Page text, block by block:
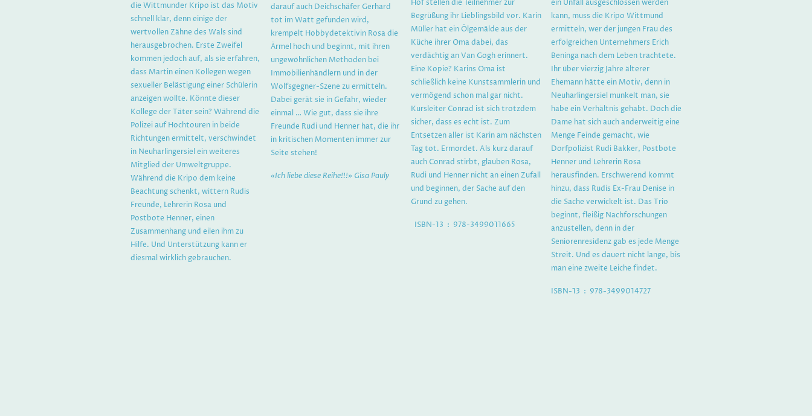
die Wittmunder Kripo ist das Motiv
schnell klar, denn einige der
wertvollen Zähne des Wals sind
herausgebrochen. Erste Zweifel
kommen jedoch auf, als sie erfahren,
dass Martin einen Kollegen wegen
sexueller Belästigung einer Schülerin
anzeigen wollte. Könnte dieser
Kollege der Täter sein? Während die
Polizei auf Hochtouren in beide
Richtungen ermittelt, verschwindet
in Neuharlingersiel ein weiteres
Mitglied der Umweltgruppe.
Während die Kripo dem keine
Beachtung schenkt, wittern Rudis
Freunde, Lehrerin Rosa und
Postbote Henner, einen
Zusammenhang und eilen ihm zu
Hilfe. Und Unterstützung kann er
diesmal wirklich gebrauchen.
darauf auch Deichschäfer Gerhard
tot im Watt gefunden wird,
krempelt Hobbydetektivin Rosa die
Ärmel hoch und beginnt, mit ihren
ungewöhnlichen Methoden bei
Immobilienhändlern und in der
Wolfsgegner-Szene zu ermitteln.
Dabei gerät sie in Gefahr, wieder
einmal … Wie gut, dass sie ihre
Freunde Rudi und Henner hat, die ihr
in kritischen Momenten immer zur
Seite stehen!
«Ich liebe diese Reihe!!!» Gisa Pauly
Hof stellen die Teilnehmer zur
Begrüßung ihr Lieblingsbild vor. Karin
Müller hat ein Ölgemälde aus der
Küche ihrer Oma dabei, das
verdächtig an Van Gogh erinnert.
Eine Kopie? Karins Oma ist
schließlich keine Kunstsammlerin und
vermögend schon mal gar nicht.
Kursleiter Conrad ist sich trotzdem
sicher, dass es echt ist. Zum
Entsetzen aller ist Karin am nächsten
Tag tot. Ermordet. Als kurz darauf
auch Conrad stirbt, glauben Rosa,
Rudi und Henner nicht an einen Zufall
und beginnen, der Sache auf den
Grund zu gehen.
ISBN-13 ‏ : ‎ 978-3499011665
ein Unfall ausgeschlossen werden
kann, muss die Kripo Wittmund
ermitteln, wer der jungen Frau des
erfolgreichen Unternehmers Erich
Beninga nach dem Leben trachtete.
Ihr über vierzig Jahre älterer
Ehemann hätte ein Motiv, denn in
Neuharlingersiel munkelt man, sie
habe ein Verhältnis gehabt. Doch die
Dame hat sich auch anderweitig eine
Menge Feinde gemacht, wie
Dorfpolizist Rudi Bakker, Postbote
Henner und Lehrerin Rosa
herausfinden. Erschwerend kommt
hinzu, dass Rudis Ex-Frau Denise in
die Sache verwickelt ist. Das Trio
beginnt, fleißig Nachforschungen
anzustellen, denn in der
Seniorenresidenz gab es jede Menge
Streit. Und es dauert nicht lange, bis
man eine zweite Leiche findet.
ISBN-13 ‏ : ‎ 978-3499014727